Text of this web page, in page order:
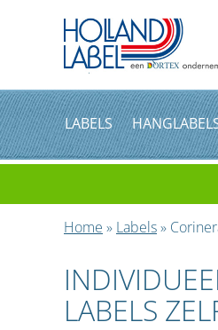
LABELS
Home » Labels»
LABELS